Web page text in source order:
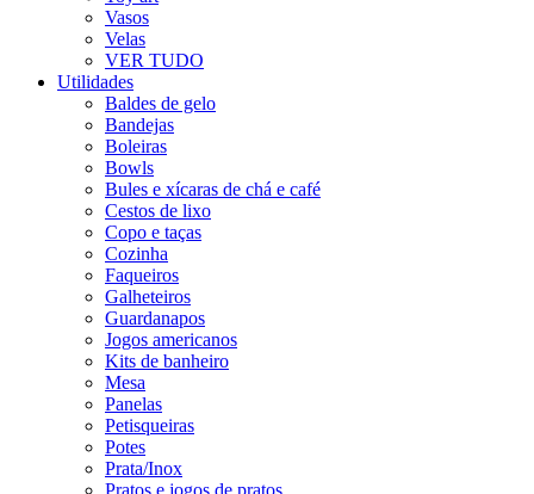
Vasos
Velas
VER TUDO
Utilidades
Baldes de gelo
Bandejas
Boleiras
Bowls
Bules e xícaras de chá e café
Cestos de lixo
Copo e taças
Cozinha
Faqueiros
Galheteiros
Guardanapos
Jogos americanos
Kits de banheiro
Mesa
Panelas
Petisqueiras
Potes
Prata/Inox
Pratos e jogos de pratos